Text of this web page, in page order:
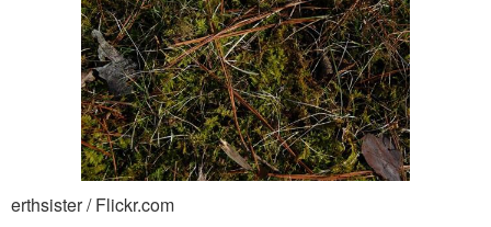
erthsister / Flickr.com